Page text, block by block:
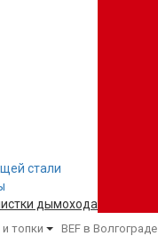
стали
дымохода
топки BEF в Волгограде